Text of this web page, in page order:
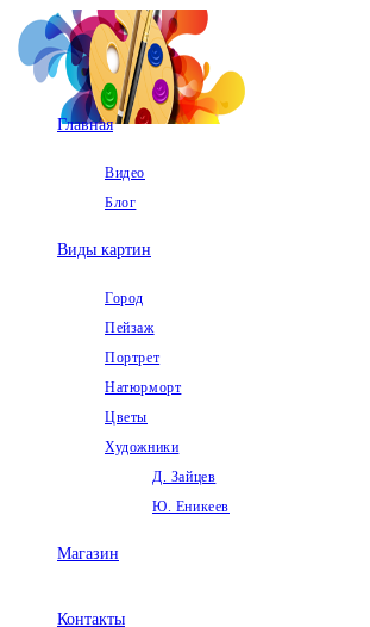
Перейти
содержимому
Главная
Видео
Блог
Виды картин
Город
Пейзаж
Портрет
Натюрморт
Цветы
Художники
Д. Зайцев
Ю. Еникеев
Магазин
Контакты